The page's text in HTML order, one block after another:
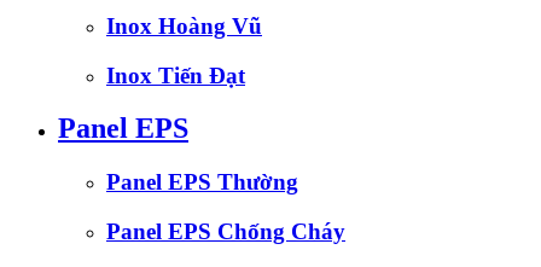
Inox Hoàng Vũ
Inox Tiến Đạt
Panel EPS
Panel EPS Thường
Panel EPS Chống Cháy